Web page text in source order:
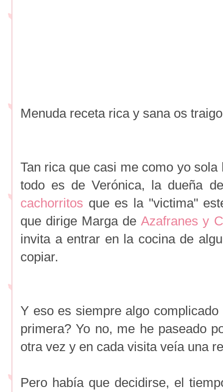
Menuda receta rica y sana os
Tan rica que casi me como yo
todo es de Verónica, la dueña
cachorritos que es la "victima"
que dirige Marga deAzafranes y
invita a entrar en la cocina de
copiar.
Y eso es siempre algo
primera? Yo no, me he paseado
otra vez y en cada visita veía una
Pero había que decidirse, el